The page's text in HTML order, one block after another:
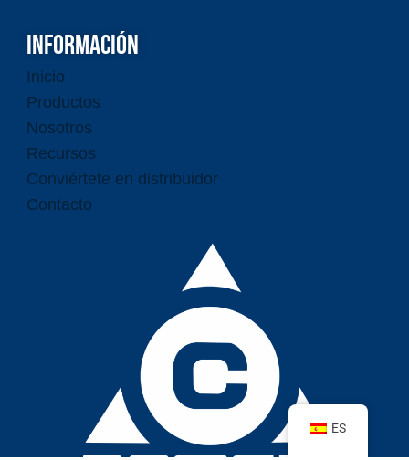
INFORMACIÓN
Inicio
Productos
Nosotros
Recursos
Conviértete en distribuidor
Contacto
ES